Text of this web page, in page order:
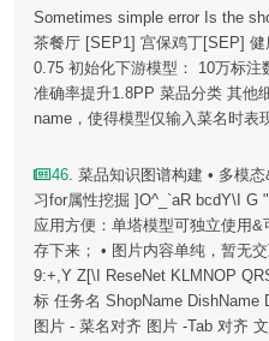
Sometimes simple error Is the
茶餐厅 [SEP1] 宫保鸡丁[SEP]
0.75 初始化下游模型： 10万标
准确率提升1.8PP 菜品分类 其他
name，使得模型仅输入菜名时表
46. 菜品知识图谱构建 • 多模
习for属性挖掘 ]O^_`aR bcdY\I G
应用方便：单塔模型可独立使用
存下来； • 图片内容单纯，暂无
9:+,Y Z[\I ReseNet KLMNOP
标 任务名 ShopName DishName
图片 - 菜名对齐 图片 -Tab 对齐